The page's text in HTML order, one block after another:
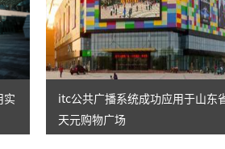
广播
广播
场广播系统
交通广播系统
实
itc公共广播系统成功应用于山东
天元购物广场